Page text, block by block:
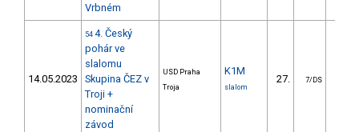
Vrbném
14.05.2023
54 4. Český
pohár ve
slalomu
Skupina ČEZ v
Troji +
nominační
závod
USD Praha
Troja
K1M
slalom
27. 7/DS